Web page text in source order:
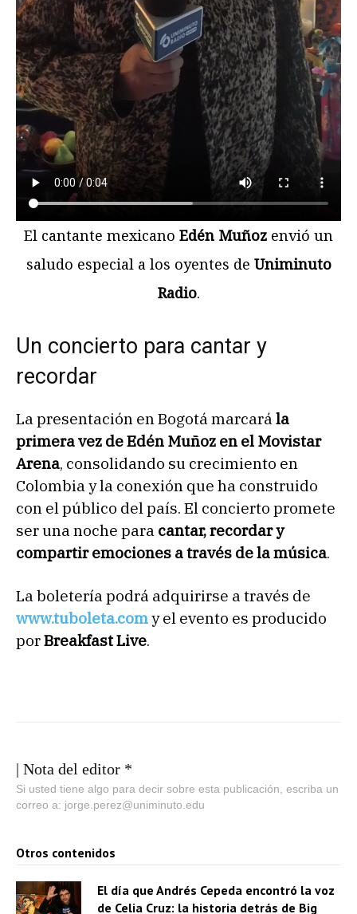
El cantante mexicano Edén Muñoz envió un
saludo especial a los oyentes de Uniminuto
Radio.
Un concierto para cantar y
recordar
La presentación en Bogotá marcarála
primera vez de Edén Muñoz en el Movistar
Arena, consolidando su crecimiento en
Colombia y la conexión que ha construido
con el público del país. El concierto promete
ser una noche para cantar, recordar y
compartir emociones a través de la música.
La boletería podrá adquirirse a través de
www.tuboleta.comy el evento es producido
porBreakfast Live.
| Nota del editor *
Si usted tiene algo para decir sobre esta publicación, escriba un
correo a: jorge.perez@uniminuto.edu
Otros contenidos
El día que Andrés Cepeda encontró la voz
de Celia Cruz: la historia detrás de Big